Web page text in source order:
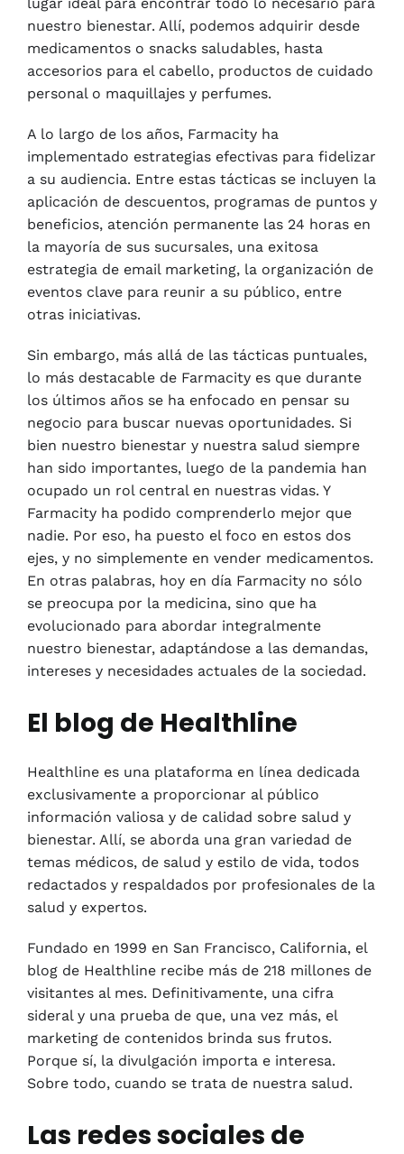
nuestro bienestar. Allí, podemos adquirir desde
medicamentos o snacks saludables, hasta
accesorios para el cabello, productos de cuidado
personal o maquillajes y perfumes.
A lo largo de los años, Farmacity ha
implementado estrategias efectivas para fidelizar
a su audiencia. Entre estas tácticas se incluyen la
aplicación de descuentos, programas de puntos y
beneficios, atención permanente las 24 horas en
la mayoría de sus sucursales, una exitosa
estrategia de email marketing, la organización de
eventos clave para reunir a su público, entre
otras iniciativas.
Sin embargo, más allá de las tácticas puntuales,
lo más destacable de Farmacity es que durante
los últimos años se ha enfocado en pensar su
negocio para buscar nuevas oportunidades. Si
bien nuestro bienestar y nuestra salud siempre
han sido importantes, luego de la pandemia han
ocupado un rol central en nuestras vidas. Y
Farmacity ha podido comprenderlo mejor que
nadie. Por eso, ha puesto el foco en estos dos
ejes, y no simplemente en vender medicamentos.
En otras palabras, hoy en día Farmacity no sólo
se preocupa por la medicina, sino que ha
evolucionado para abordar integralmente
nuestro bienestar, adaptándose a las demandas,
intereses y necesidades actuales de la sociedad.
El blog de Healthline
Healthline es una plataforma en línea dedicada
exclusivamente a proporcionar al público
información valiosa y de calidad sobre salud y
bienestar. Allí, se aborda una gran variedad de
temas médicos, de salud y estilo de vida, todos
redactados y respaldados por profesionales de la
salud y expertos.
Fundado en 1999 en San Francisco, California, el
blog de Healthline recibe más de 218 millones de
visitantes al mes. Definitivamente, una cifra
sideral y una prueba de que, una vez más, el
marketing de contenidos brinda sus frutos.
Porque sí, la divulgación importa e interesa.
Sobre todo, cuando se trata de nuestra salud.
Las redes sociales de